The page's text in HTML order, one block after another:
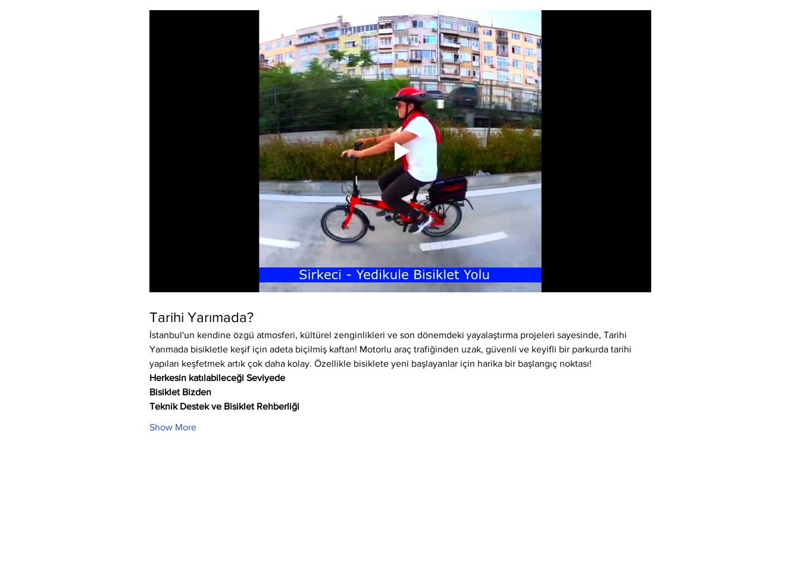
Tarihi Yarımada?
İstanbul'un kendine özgü atmosferi, kültürel zenginlikleri ve son dönemdeki yayalaştırma projeleri sayesinde, Tarihi
Yarımada bisikletle keşif için adeta biçilmiş kaftan! Motorlu araç trafiğinden uzak, güvenli ve keyifli bir parkurda tarihi
yapıları keşfetmek artık çok daha kolay. Özellikle bisiklete yeni başlayanlar için harika bir başlangıç noktası!
Herkesin katılabileceği Seviyede
Bisiklet Bizden
Teknik Destek ve Bisiklet Rehberliği
Show More